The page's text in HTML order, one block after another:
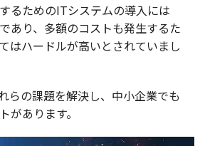
するためのITシステムの導入には
であり、 多額のコストも発生するた
はハードルが高いとされていまし
らの課題を解決し、 中小企業でも
があります。